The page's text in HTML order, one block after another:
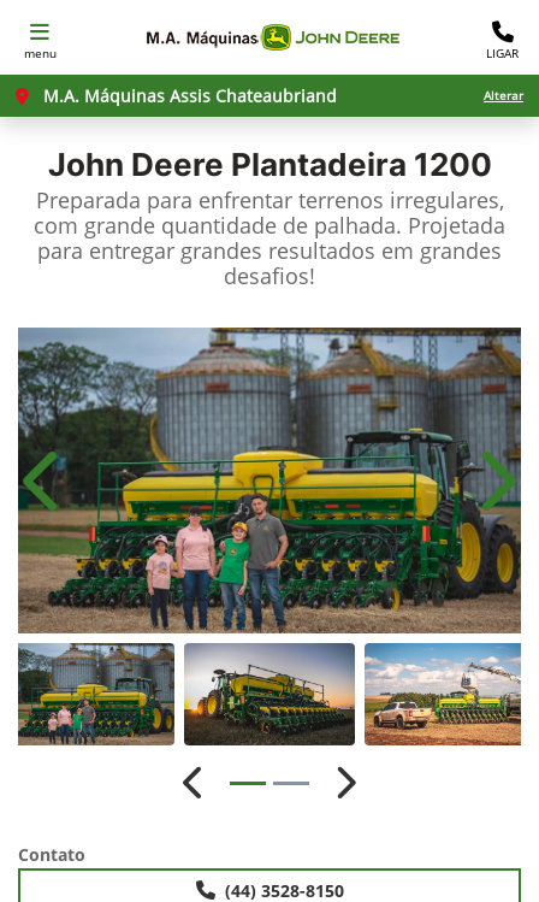
menu LIGAR
M.A. Máquinas Assis Chateaubriand Alterar
John Deere Plantadeira 1200
Preparada para enfrentar terrenos irregulares,
com grande quantidade de palhada. Projetada
para entregar grandes resultados em grandes
desafios!​
Anterior
Anterior Próximo
Contato
(44) 3528-8150